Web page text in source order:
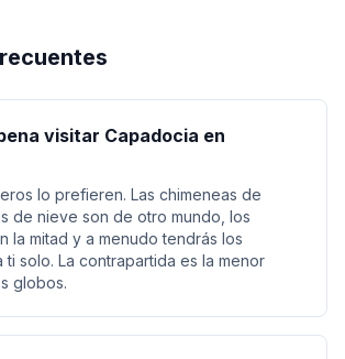
visitar Capadocia en
lo prefieren. Las chimeneas de
de nieve son de otro mundo, los
la mitad y a menudo tendrás los
ti solo. La contrapartida es la menor
globos.